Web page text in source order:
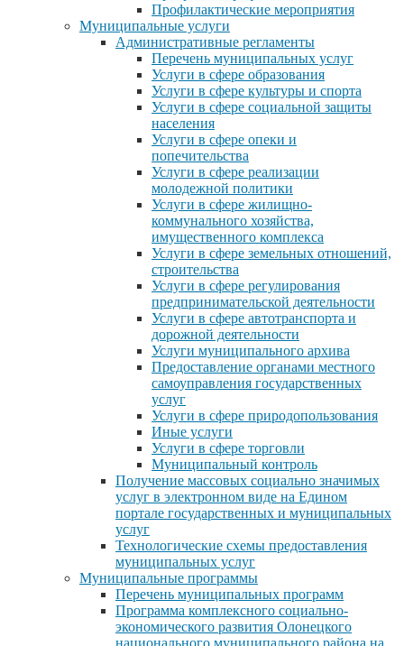
Профилактические мероприятия
Муниципальные услуги
Административные регламенты
Перечень муниципальных услуг
Услуги в сфере образования
Услуги в сфере культуры и спорта
Услуги в сфере социальной защиты
населения
Услуги в сфере опеки и
попечительства
Услуги в сфере реализации
молодежной политики
Услуги в сфере жилищно-
коммунального хозяйства,
имущественного комплекса
Услуги в сфере земельных отношений,
строительства
Услуги в сфере регулирования
предпринимательской деятельности
Услуги в сфере автотранспорта и
дорожной деятельности
Услуги муниципального архива
Предоставление органами местного
самоуправления государственных
услуг
Услуги в сфере природопользования
Иные услуги
Услуги в сфере торговли
Муниципальный контроль
Получение массовых социально значимых
услуг в электронном виде на Едином
портале государственных и муниципальных
услуг
Технологические схемы предоставления
муниципальных услуг
Муниципальные программы
Перечень муниципальных программ
Программа комплексного социально-
экономического развития Олонецкого
национального муниципального района на